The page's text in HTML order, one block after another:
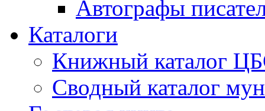
Автографы
Каталоги
Книжный каталог
Сводный каталог